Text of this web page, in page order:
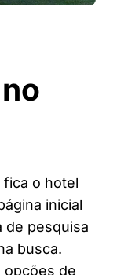
o hotel
inicial
de pesquisa
busca.
opções de